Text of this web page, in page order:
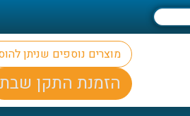
מוצרים נוספים שניתן
הזמנת התקן שבת